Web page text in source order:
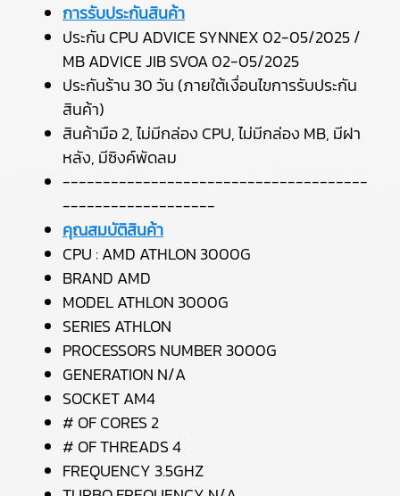
การรับประกันสินค้า
ประกัน CPU ADVICE SYNNEX 02-05/2025 /
MB ADVICE JIB SVOA 02-05/2025
ประกันร้าน 30 วัน (ภายใต้เงื่อนไขการรับประกัน
สินค้า)
สินค้ามือ 2, ไม่มีกล่อง CPU, ไม่มีกล่อง MB, มีฝา
หลัง, มีซิงค์พัดลม
--------------------------------------
-------------------
คุณสมบัติสินค้า
CPU : AMD ATHLON 3000G
BRAND AMD
MODEL ATHLON 3000G
SERIES ATHLON
PROCESSORS NUMBER 3000G
GENERATION N/A
SOCKET AM4
# OF CORES 2
# OF THREADS 4
FREQUENCY 3.5GHZ